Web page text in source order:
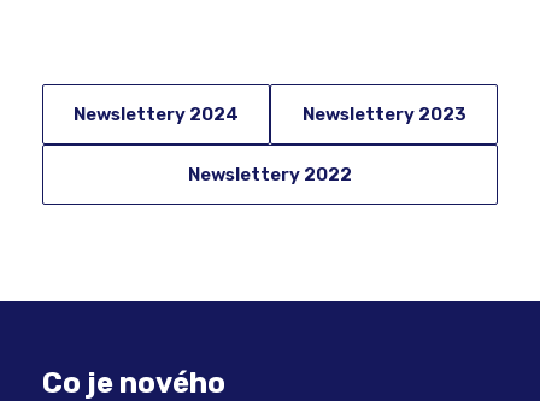
Newslettery 2024 Newslettery 2023
Newslettery 2022
Co je nového